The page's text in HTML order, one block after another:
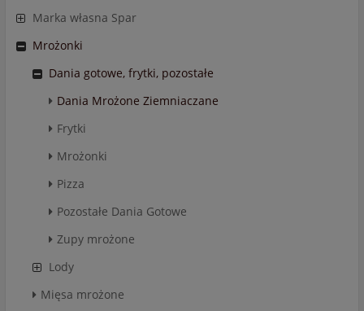
Marka własna Spar
Mrożonki
Dania gotowe, frytki, pozostałe
Dania Mrożone Ziemniaczane
Frytki
Mrożonki
Pizza
Pozostałe Dania Gotowe
Zupy mrożone
Lody
Mięsa mrożone